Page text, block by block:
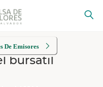
De Emisores
búrsatil